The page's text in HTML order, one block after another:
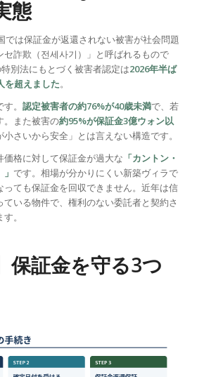
態
では保証金が返還されない被害が社会問題
セ詐欺（전세사기）」と呼ばれるもので
別法にもとづく被害者認定は2026年半ば
を超えました。
。 認定被害者の約76%が40歳未満で、若
。また被害の約95%が保証金3億ウォン以
さいから安全」とは言えない構造です。
格に対して保証金が過大な 「カントン・
です。相場が分かりにくい新築ヴィラで
っても保証金を回収できません。近年は信
いる物件で、権利のない委託者と契約さ
。
保証金を守る3つ